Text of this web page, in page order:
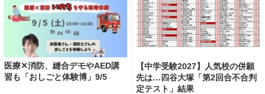
医療✕消防、縫合デモやAED講
習も「おしごと体験博」9/5
【中学受験2027】人気校の併願
先は…四谷大塚「第2回合不合判
定テスト」結果